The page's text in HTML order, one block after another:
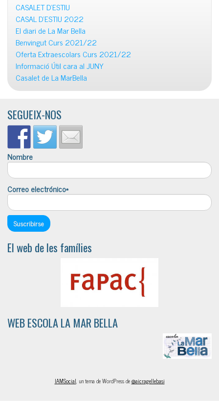
CASALET D’ESTIU
CASAL D’ESTIU 2022
El diari de La Mar Bella
Benvingut Curs 2021/22
Oferta Extraescolars Curs 2021/22
Informació Útil cara al JUNY
Casalet de La MarBella
SEGUEIX-NOS
Nombre
Correo electrónico*
El web de les famílies
WEB ESCOLA LA MAR BELLA
IAMSocial, un tema de WordPress de@aicragellebasi